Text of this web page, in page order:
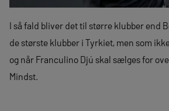
I så fald bliver det til større klubber end
de største klubber i Tyrkiet, men som
og når Franculino Djú skal sælges for
Mindst.